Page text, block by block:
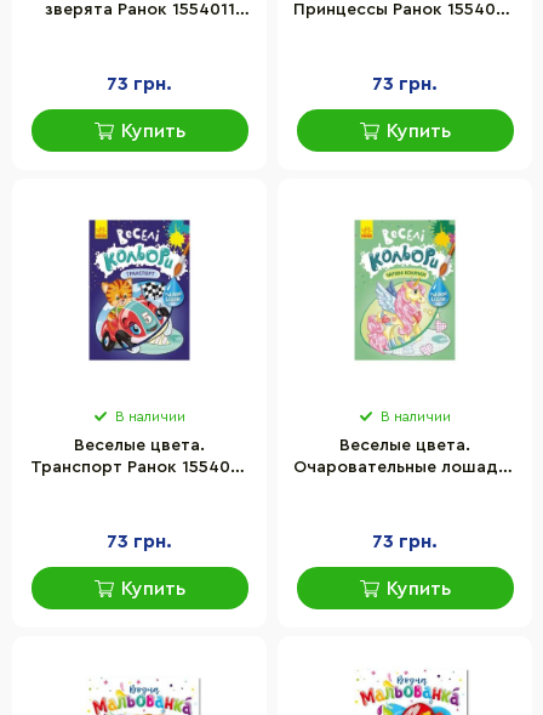
зверята Ранок 1554011
73 грн.
Купить
Принцессы Ранок 1554004
73 грн.
Купить
В наличии
Веселые цвета.
Транспорт Ранок 1554001
73 грн.
Купить
В наличии
Веселые цвета.
Очаровательные лошадки
73 грн.
Купить